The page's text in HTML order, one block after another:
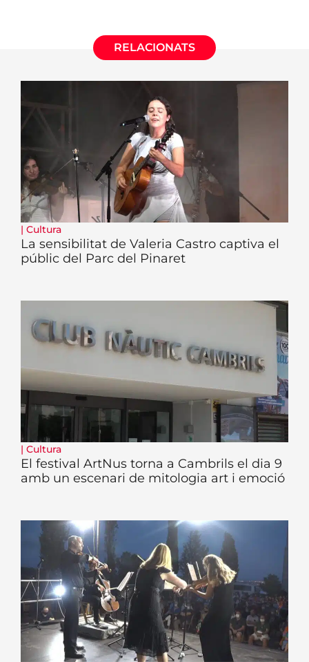
RELACIONATS
| Cultura
La sensibilitat de Valeria Castro captiva el
públic del Parc del Pinaret
| Cultura
El festival ArtNus torna a Cambrils el dia 9
amb un escenari de mitologia art i emoció